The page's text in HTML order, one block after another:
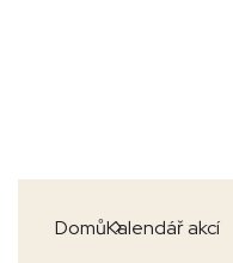
DomůKalendář akcí